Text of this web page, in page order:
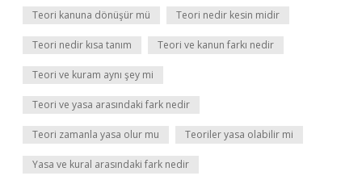
Teori kanuna dönüşür mü Teori nedir kesin midir
Teori nedir kısa tanım Teori ve kanun farkı nedir
Teori ve kuram aynı şey mi
Teori ve yasa arasındaki fark nedir
Teori zamanla yasa olur mu Teoriler yasa olabilir mi
Yasa ve kural arasındaki fark nedir